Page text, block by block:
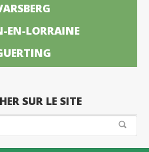
EN-LORRAINE
SUR LE SITE